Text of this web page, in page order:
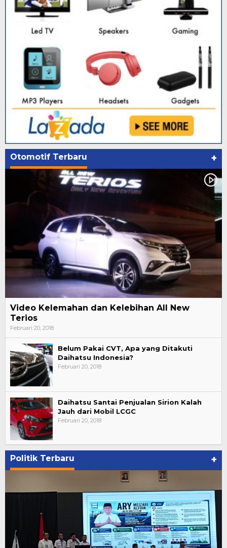
Otomotif Terbaru +
Video Kelemahan dan Kelebihan All New
Terios
Februari 20, 2018
Belum Pakai CVT, Apa yang Ditakuti
Daihatsu Indonesia?
Februari 20, 2018
Daihatsu Santai Penjualan Sirion Kalah
Jauh dari Mobil LCGC
Februari 20, 2018
Politik Terbaru +